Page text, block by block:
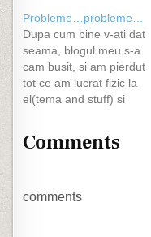
din bunatati (cu masura :)
), l-am asteptat pe Mos
Craciun :D. Urez de
asemenea si tuturor celor
care au…
Probleme…probleme…
Dupa cum bine v-ati dat
seama, blogul meu s-a
cam busit, si am pierdut
tot ce am lucrat fizic la
el(tema and stuff) si
evident... Printre posturile
viata, am schimbat tema
Comments
comments